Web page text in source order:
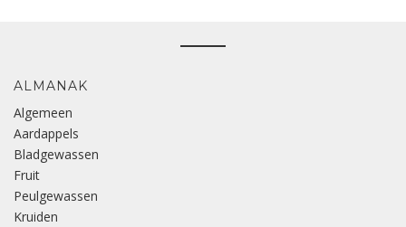
ALMANAK
Algemeen
Aardappels
Bladgewassen
Fruit
Peulgewassen
Kruiden